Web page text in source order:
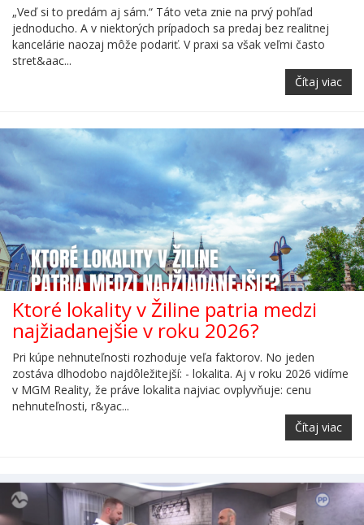
„Veď si to predám aj sám.“ Táto veta znie na prvý pohľad
jednoducho. A v niektorých prípadoch sa predaj bez realitnej
kancelárie naozaj môže podariť. V praxi sa však veľmi často
stret&aac...
Čítaj viac
Ktoré lokality v Žiline patria medzi
najžiadanejšie v roku 2026?
Pri kúpe nehnuteľnosti rozhoduje veľa faktorov. No jeden
zostáva dlhodobo najdôležitejší: - lokalita. Aj v roku 2026 vidíme
v MGM Reality, že práve lokalita najviac ovplyvňuje: cenu
nehnuteľnosti, r&yac...
Čítaj viac